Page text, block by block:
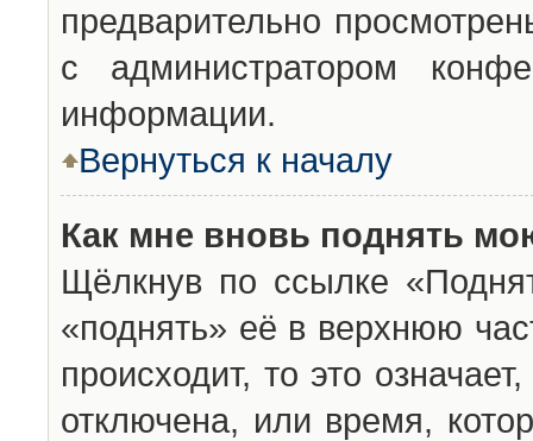
предварительно
с администратором
информации.
Вернуться к началу
Как мне вновь поднять
Щёлкнув по ссылке
«поднять» её в верхнюю
происходит, то это
отключена, или время,